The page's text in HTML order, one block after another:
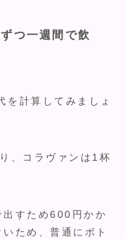
つ一週間で飲
を計算してみましょ
、コラヴァンは1杯
すため600円かか
ため、普通にボト